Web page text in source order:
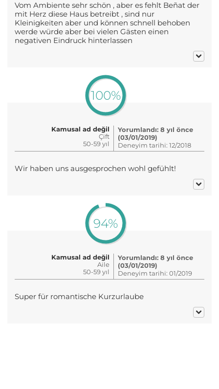
Vom Ambiente sehr schön , aber es fehlt Beñat der
mit Herz diese Haus betreibt , sind nur
Kleinigkeiten aber und können schnell behoben
werde würde aber bei vielen Gästen einen
negativen Eindruck hinterlassen
100%
Kamusal ad değil
Çift
50-59 yıl
Yorumlandı: 8 yıl önce
(03/01/2019)
Deneyim tarihi: 12/2018
Wir haben uns ausgesprochen wohl gefühlt!
94%
Kamusal ad değil
Aile
50-59 yıl
Yorumlandı: 8 yıl önce
(03/01/2019)
Deneyim tarihi: 01/2019
Super für romantische Kurzurlaube